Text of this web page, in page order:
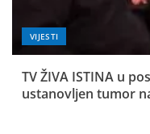
VIJESTI
TV ŽIVA ISTINA u
ustanovljen tumor